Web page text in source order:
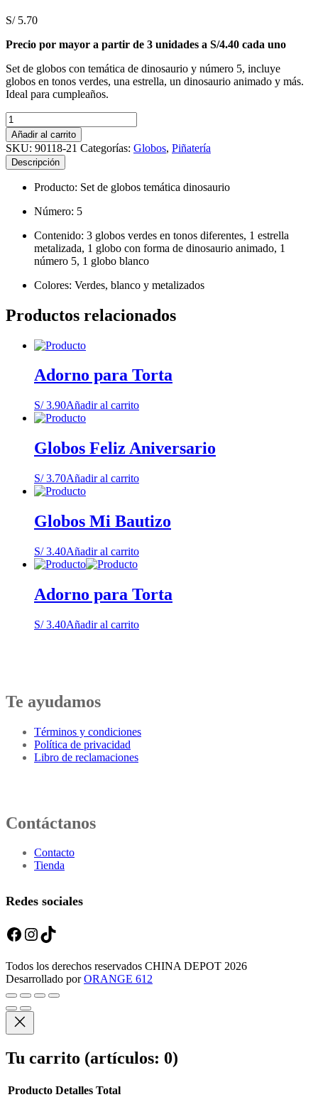
S/5.70
Precio por mayor a partir de 3 unidades a S/4.40 cada uno
Set de globos con temática de dinosaurio y número 5, incluye
globos en tonos verdes, una estrella, un dinosaurio animado y más.
Ideal para cumpleaños.
Globo
Dinosaurio
7pcs
cantidad
Añadir al carrito
SKU: 90118-21 Categorías: Globos, Piñatería
Descripción
Producto: Set de globos temática dinosaurio
Número: 5
Contenido: 3 globos verdes en tonos diferentes, 1 estrella
metalizada, 1 globo con forma de dinosaurio animado, 1
número 5, 1 globo blanco
Colores: Verdes, blanco y metalizados
Productos relacionados
Adorno para Torta
S/3.90Añadir al carrito
Globos Feliz Aniversario
S/3.70Añadir al carrito
Globos Mi Bautizo
S/3.40Añadir al carrito
Adorno para Torta
S/3.40Añadir al carrito
Te ayudamos
Términos y condiciones
Política de privacidad
Libro de reclamaciones
Contáctanos
Contacto
Tienda
Redes sociales
Facebook Instagram TikTok
Todos los derechos reservados CHINA DEPOT 2026
Desarrollado porORANGE 612
Tu carrito (artículos: 0)
Producto Detalles Total